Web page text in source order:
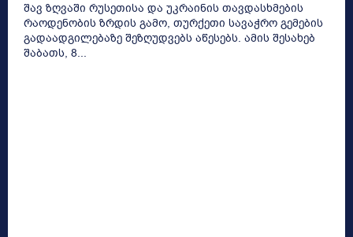
შავ ზღვაში რუსეთისა და უკრაინის თავდასხმების
რაოდენობის ზრდის გამო, თურქეთი სავაჭრო გემების
გადაადგილებაზე შეზღუდვებს აწესებს. ამის შესახებ
შაბათს, 8...